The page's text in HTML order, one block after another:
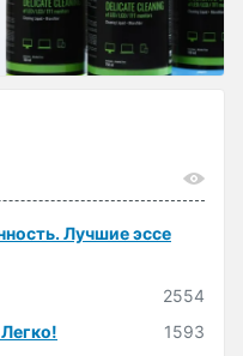
Лучшие эссе
2554
1593